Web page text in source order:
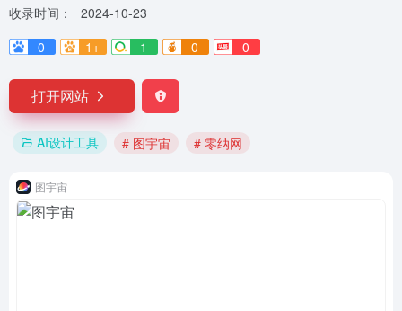
收录时间：
2024-10-23
0
1+ 1 0 0
打开网站
AI设计工具 # 图宇宙 # 零纳网
图宇宙